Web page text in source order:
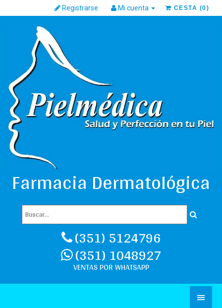
CESTA (0)
Registrarse Mi cuenta
Farmacia Dermatológica
(351) 5124796
(351) 1048927